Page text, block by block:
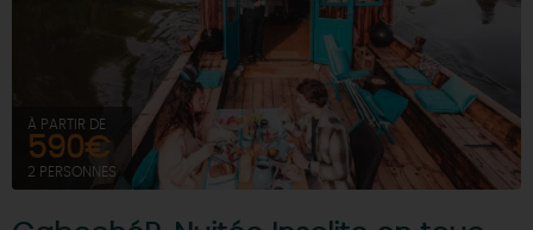
À PARTIR DE
590€
2 PERSONNES